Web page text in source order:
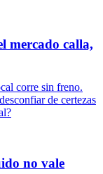
mercado calla,
corre sin freno.
de certezas
no vale